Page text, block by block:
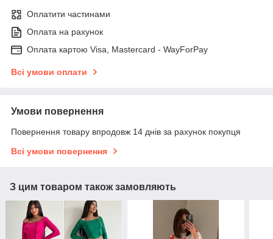
Оплатити частинами
Оплата на рахунок
Оплата картою Visa, Mastercard - WayForPay
Всі умови оплати
Умови повернення
Повернення товару впродовж 14 днів за рахунок покупця
Всі умови повернення
З цим товаром також замовляють